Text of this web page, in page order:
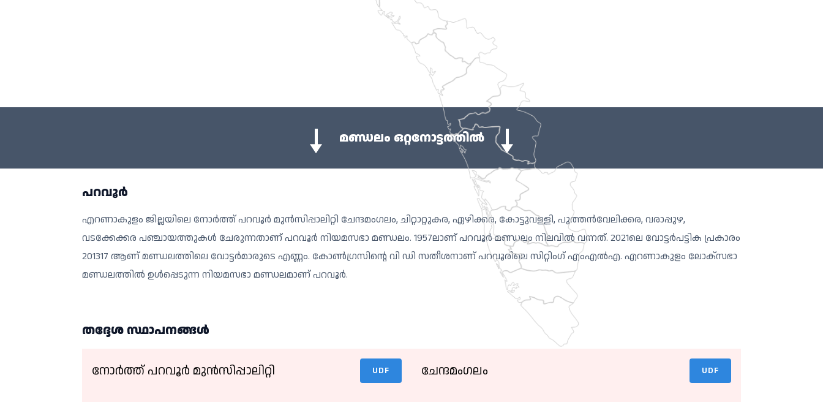
മണ്ഡലം ഒറ്റനോട്ടത്തിൽ
പറവൂർ
എറണാകുളം ജില്ലയിലെ നോർത്ത് പറവൂർ മുൻസിപ്പാലിറ്റി ചേന്ദമം​ഗലം, ചിറ്റാറ്റുകര, ഏഴിക്കര, കോട്ടുവള്ളി, പുത്തൻവേലിക്കര, വരാപ്പുഴ,
വടക്കേക്കര പഞ്ചായത്തുകൾ ചേരുന്നതാണ് പറവൂർ നിയമസഭാ മണ്ഡലം. 1957ലാണ് പറവൂ‍ർ മണ്ഡലം നിലവിൽ വന്നത്. 2021ലെ വോട്ടർപട്ടിക പ്രകാരം
201317 ആണ് മണ്ഡലത്തിലെ വോട്ടർമാരുടെ എണ്ണം. കോൺ​ഗ്രസിൻ്റെ വി ഡി സതീശനാണ് പറവൂരിലെ സിറ്റിംഗ് എംഎൽഎ. എറണാകുളം ലോക്സഭാ
മണ്ഡലത്തിൽ ഉൾപ്പെടുന്ന നിയമസഭാ മണ്ഡലമാണ് പറവൂർ.
തദ്ദേശ സ്ഥാപനങ്ങള്‍
നോർത്ത് പറവൂർ മുൻസിപ്പാലിറ്റി UDF ചേന്ദമംഗലം UDF